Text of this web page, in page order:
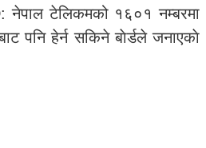
टेलिकमको १६०१ नम्बरमा
पनि हेर्न सकिने बाेर्डले जनाएकाे